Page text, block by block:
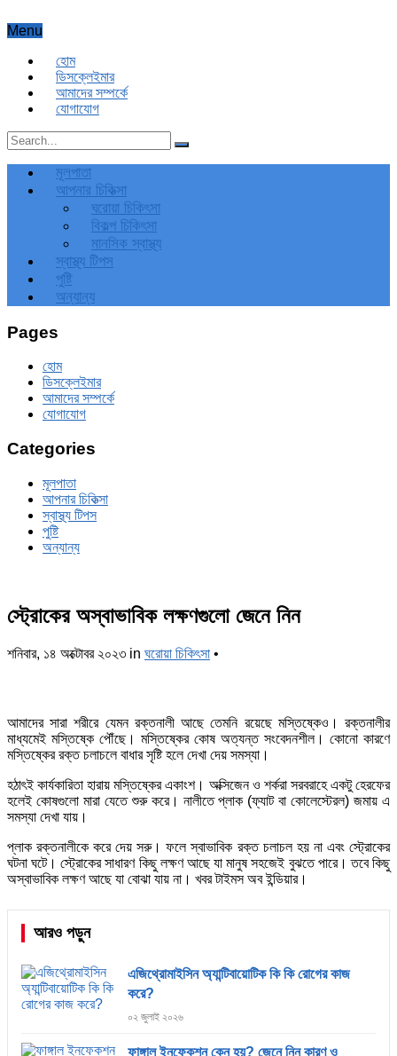
Menu
হোম
ডিসক্লেইমার
আমাদের সম্পর্কে
যোগাযোগ
মূলপাতা
আপনার চিকিত্‍সা
ঘরোয়া চিকিৎসা
বিকল্প চিকিৎসা
মানসিক স্বাস্থ্য
স্বাস্থ্য টিপস
পুষ্টি
অন্যান্য
Pages
হোম
ডিসক্লেইমার
আমাদের সম্পর্কে
যোগাযোগ
Categories
মূলপাতা
আপনার চিকিত্‍সা
স্বাস্থ্য টিপস
পুষ্টি
অন্যান্য
স্ট্রোকের অস্বাভাবিক লক্ষণগুলো জেনে নিন
শনিবার, ১৪ অক্টোবর ২০২৩ in ঘরোয়া চিকিৎসা •
আমাদের সারা শরীরে যেমন রক্তনালী আছে তেমনি রয়েছে মস্তিষ্কেও। রক্তনালীর
মাধ্যমেই মস্তিষ্কে পৌঁছে। মস্তিষ্কের কোষ অত্যন্ত সংবেদনশীল। কোনো কারণে
মস্তিষ্কের রক্ত চলাচলে বাধার সৃষ্টি হলে দেখা দেয় সমস্যা।
হঠাৎই কার্যকারিতা হারায় মস্তিষ্কের একাংশ। অক্সিজেন ও শর্করা সরবরাহে একটু হেরফের
হলেই কোষগুলো মারা যেতে শুরু করে। নালীতে প্লাক (ফ্যাট বা কোলেস্টেরল) জমায় এ
সমস্যা দেখা যায়।
প্লাক রক্তনালীকে করে দেয় সরু। ফলে স্বাভাবিক রক্ত চলাচল হয় না এবং স্ট্রোকের
ঘটনা ঘটে। স্ট্রোকের সাধারণ কিছু লক্ষণ আছে যা মানুষ সহজেই বুঝতে পারে। তবে কিছু
অস্বাভাবিক লক্ষণ আছে যা বোঝা যায় না। খবর টাইমস অব ইন্ডিয়ার।
আরও পড়ুন
এজিথ্রোমাইসিন অ্যান্টিবায়োটিক কি কি রোগের কাজ
করে?
০২ জুলাই ২০২৬
ফাঙ্গাল ইনফেকশন কেন হয়? জেনে নিন কারণ ও